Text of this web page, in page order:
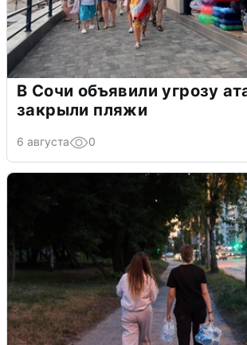
В Сочи объявили угрозу
закрыли пляжи
6 августа 0